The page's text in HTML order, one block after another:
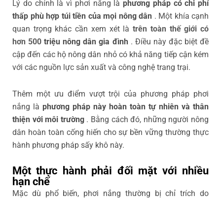
Lý do chính là vì phơi nắng là phương pháp có chi phí
thấp phù hợp túi tiền của mọi nông dân . Một khía cạnh
quan trọng khác cần xem xét làtrên toàn thế giới có
hơn 500triệunông dân gia đình . Điều này đặc biệt đề
cập đến các hộ nông dân nhỏ có khả năng tiếp cận kém
với các nguồn lực sản xuất và công nghệ trang trại.
Thêm một ưu điểm vượt trội của phương pháp phơi
nắng là phương pháp này hoàn toàn tự nhiên và thân
thiện với môi trường . Bằng cách đó, những người nông
dân hoàn toàn cống hiến cho sự bền vững thường thực
hành phương pháp sấy khô này.
Một thực hành phải đối mặt với nhiều
hạn chế
Mặc dù phổ biến, phơi nắng thường bị chỉ trích do